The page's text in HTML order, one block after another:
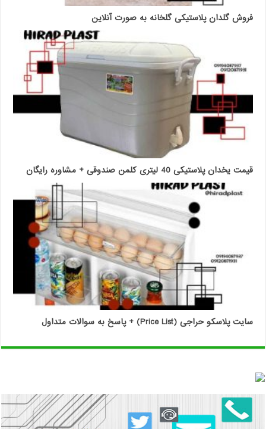
فروش گلدان پلاستیکی گلخانه به صورت آنلاین
قیمت یخدان پلاستیکی 40 لیتری کلمن صندوقی + مشاوره رایگان
سایت پلاسکو حراجی (Price List) + پاسخ به سوالات متداول